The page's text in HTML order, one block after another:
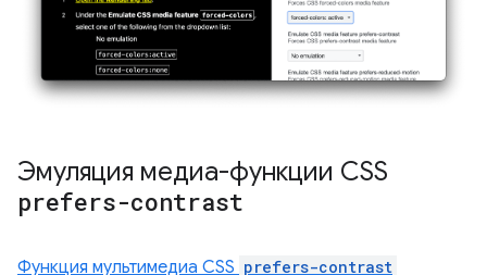
Эмуляция медиа-функции CSS
prefers-contrast
Функция мультимедиа CSS prefers-contrast